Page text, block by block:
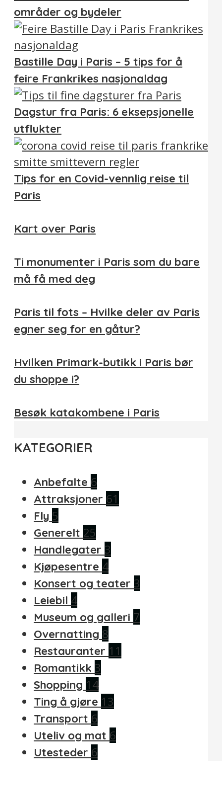
områder og bydeler
Bastille Day i Paris – 5 tips for å
feire Frankrikes nasjonaldag
Dagstur fra Paris: 6 eksepsjonelle
utflukter
Tips for en Covid-vennlig reise til
Paris
Kart over Paris
Ti monumenter i Paris som du bare
må få med deg
Paris til fots – Hvilke deler av Paris
egner seg for en gåtur?
Hvilken Primark-butikk i Paris bør
du shoppe i?
Besøk katakombene i Paris
KATEGORIER
Anbefalte 6
Attraksjoner 61
Fly 5
Generelt 25
Handlegater 3
Kjøpesentre 4
Konsert og teater 3
Leiebil 4
Museum og galleri 7
Overnatting 8
Restauranter 11
Romantikk 3
Shopping 14
Ting å gjøre 13
Transport 6
Uteliv og mat 6
Utesteder 6